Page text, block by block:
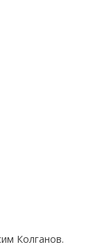
Колганов.